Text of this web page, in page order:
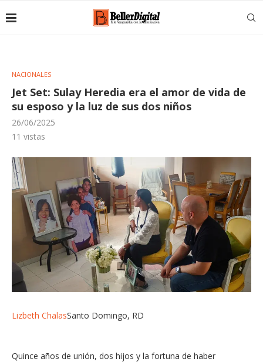
NACIONALES
Jet Set: Sulay Heredia era el amor de vida de
su esposo y la luz de sus dos niños
26/06/2025
11 vistas
Lizbeth ChalasSanto Domingo, RD
Quince años de unión, dos hijos y la fortuna de haber